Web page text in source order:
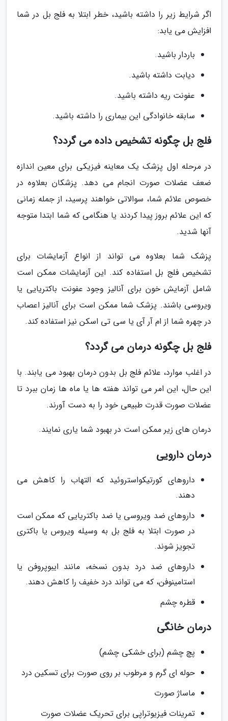
اگر شرایط زیر را داشته باشید، خطر ابتلا به فلج بل در شما
افزایش می یابد:
باردار باشید.
دیابت داشته باشید.
عفونت ریه داشته باشید.
سابقه خانوادگی این بیماری را داشته باشید.
فلج بل چگونه تشخیص داده می گردد؟
در مرحله اول پزشک یک معاینه فیزیکی برای معین اندازه
ضعف عضلات صورت انجام می دهد. پزشکان بعلاوه در
خصوص علائم شما، سوالاتی خواهند پرسید، از جمله زمانی
که این علائم بروز پیدا کردند یا هنگامی که شما ابتدا متوجه
آنها شدید.
پزشک شما بعلاوه می تواند از انواع آزمایشات برای
تشخیص فلج بل استفاده کند. این آزمایشات ممکن است
شامل آزمایش خون برای آنالیز وجود عفونت باکتریایی یا
ویروسی باشند. پزشک شما ممکن است برای آنالیز اعصاب
در چهره شما از ام آر آی یا سی تی اسکن نیز استفاده کند.
فلج بل چگونه درمان می گردد؟
در اغلب موارد، علائم فلج بل بدون درمان بهبود می یابند. با
این حال، این امر می تواند هفته ها یا ماه ها زمان ببرد تا
عضلات صورت قدرت طبیعی خود را به دست آورند.
درمان های زیر ممکن است در بهبود شما یاری نمایند.
درمان دارویی
داروهای کورتیکواستروئید که التهاب را کاهش می
دهند.
داروهای ضد ویروسی یا ضد باکتریایی که ممکن است
در صورت ابتلا به فلج بل به وسیله ویروس یا باکتری
تجویز شوند.
داروهای ضد درد بدون نسخه، مانند ایبوپروفن یا
استامینوفن، که می تواند درد خفیف را کاهش دهند.
قطره چشم
درمان خانگی
پچ چشم (برای خشکی چشم)
حوله ای گرم و مرطوب بر روی صورت برای تسکین درد
ماساژ صورت
تمرینات فیزیوتراپی برای تحریک عضلات صورت